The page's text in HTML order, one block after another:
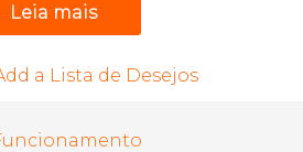
Leia mais
a Lista de Desejos